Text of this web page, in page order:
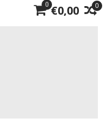
0
0 €0,00